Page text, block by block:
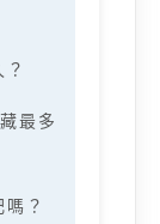
最多
？